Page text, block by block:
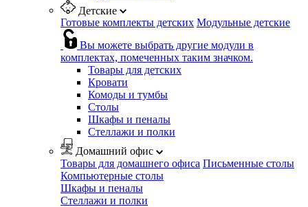
Детские
Готовые комплекты детских Модульные детские
Вы можете выбрать другие модули в
комплектах, помеченных таким значком.
Товары для детских
Кровати
Комоды и тумбы
Столы
Шкафы и пеналы
Стеллажи и полки
Домашний офис
Товары для домашнего офиса Письменные столы
Компьютерные столы
Шкафы и пеналы
Стеллажи и полки